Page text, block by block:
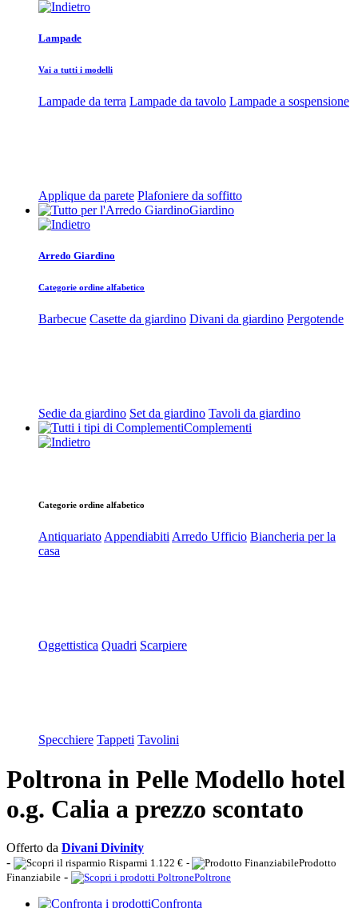
Lampade
Vai a tutti i modelli
Lampade da terra Lampade da tavolo Lampade a sospensione
Applique da parete Plafoniere da soffitto
Giardino
Arredo Giardino
Categorie ordine alfabetico
Barbecue Casette da giardino Divani da giardino Pergotende
Sedie da giardino Set da giardino Tavoli da giardino
Complementi
Categorie ordine alfabetico
Antiquariato Appendiabiti Arredo Ufficio Biancheria per la
casa
Oggettistica Quadri Scarpiere
Specchiere Tappeti Tavolini
Poltrona in Pelle Modello hotel
o.g. Calia a prezzo scontato
Offerto da Divani Divinity
-
Risparmi 1.122 € -
Prodotto
Finanziabile - Poltrone
Confronta